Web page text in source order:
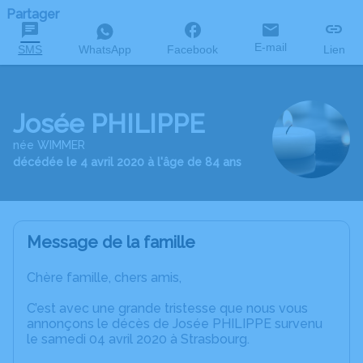
Partager
SMS WhatsApp Facebook E-mail Lien
Josée PHILIPPE
née WIMMER
décédée le 4 avril 2020 à l'âge de 84 ans
Message de la famille
Chère famille, chers amis,
C’est avec une grande tristesse que nous vous
annonçons le décès de Josée PHILIPPE survenu
le samedi 04 avril 2020 à Strasbourg.